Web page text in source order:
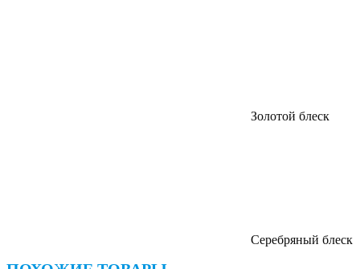
Золотой блеск
Серебряный блеск